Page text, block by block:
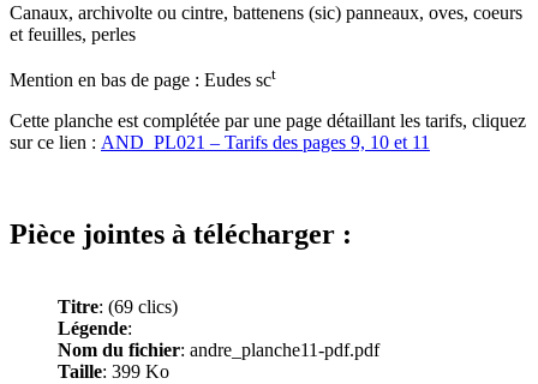
Canaux, archivolte ou cintre, battenens (sic) panneaux, oves, coeurs
et feuilles, perles
Mention en bas de page : Eudes sct
Cette planche est complétée par une page détaillant les tarifs, cliquez
sur ce lien : AND_PL021 – Tarifs des pages 9, 10 et 11
Pièce jointes à télécharger :
Titre: (69 clics)
Légende:
Nom du fichier: andre_planche11-pdf.pdf
Taille: 399 Ko